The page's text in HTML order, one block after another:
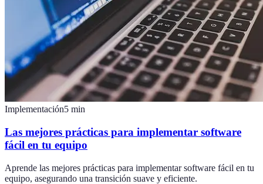
Implementación5 min
Las mejores prácticas para implementar software
fácil en tu equipo
Aprende las mejores prácticas para implementar software fácil en tu
equipo, asegurando una transición suave y eficiente.